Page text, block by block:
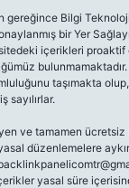
gereğince Bilgi
bir Yer
içerikleri
taşımakta
sayılırlar.
ve tamamen ücretsiz
düzenlemelere
yasal süre